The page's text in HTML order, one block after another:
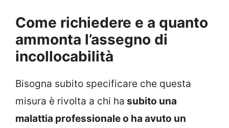
Come richiedere e a quanto
ammonta l’assegno di
incollocabilità
Bisogna subito specificare che questa
misura è rivolta a chi ha subito una
malattia professionale o ha avuto un